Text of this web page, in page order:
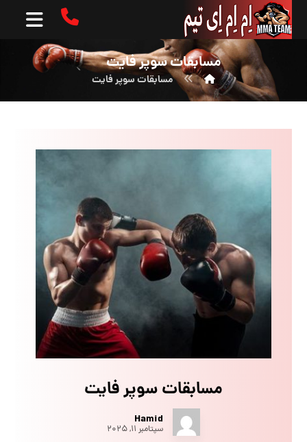
مسابقات سوپر فایت
مسابقات سوپر فایت
مسابقات سوپر فایت
Hamid
سپتامبر ۱۱, ۲۰۲۵